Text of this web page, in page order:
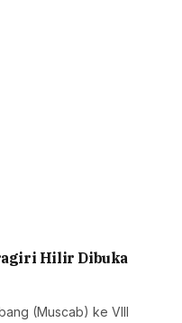
Hilir Dibuka
(Muscab) ke VIII